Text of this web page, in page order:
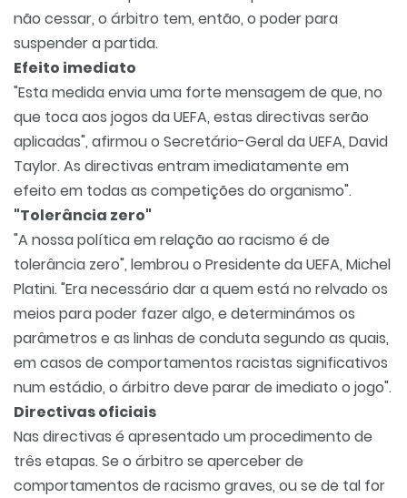
não cessar, o árbitro tem, então, o poder para
suspender a partida.
Efeito imediato
"Esta medida envia uma forte mensagem de que, no
que toca aos jogos da UEFA, estas directivas serão
aplicadas", afirmou o Secretário-Geral da UEFA, David
Taylor. As directivas entram imediatamente em
efeito em todas as competições do organismo".
"Tolerância zero"
"A nossa política em relação ao racismo é de
tolerância zero", lembrou o Presidente da UEFA, Michel
Platini. "Era necessário dar a quem está no relvado os
meios para poder fazer algo, e determinámos os
parâmetros e as linhas de conduta segundo as quais,
em casos de comportamentos racistas significativos
num estádio, o árbitro deve parar de imediato o jogo".
Directivas oficiais
Nas directivas é apresentado um procedimento de
três etapas. Se o árbitro se aperceber de
comportamentos de racismo graves, ou se de tal for